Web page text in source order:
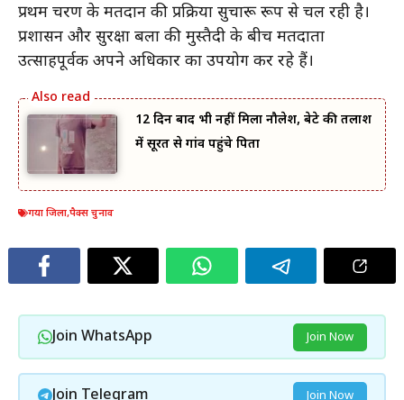
प्रथम चरण के मतदान की प्रक्रिया सुचारू रूप से चल रही है।
प्रशासन और सुरक्षा बलों की मुस्तैदी के बीच मतदाता
उत्साहपूर्वक अपने अधिकार का उपयोग कर रहे हैं।
12 दिन बाद भी नहीं मिला नौलेश, बेटे की तलाश
में सूरत से गांव पहुंचे पिता
गया जिला,पैक्स चुनाव
Join WhatsApp Join Now
Join Telegram Join Now